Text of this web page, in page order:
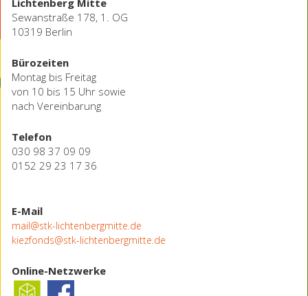
Sewanstraße 178, 1. OG
10319 Berlin
Bürozeiten
Montag bis Freitag
von 10 bis 15 Uhr sowie
nach Vereinbarung
Telefon
030 98 37 09 09
0152 29 23 17 36
E-Mail
mail@stk-lichtenbergmitte.de
kiezfonds@stk-lichtenbergmitte.de
Online-Netzwerke